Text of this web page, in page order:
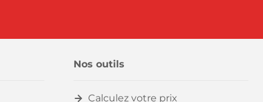
Nos outils
Calculez votre prix